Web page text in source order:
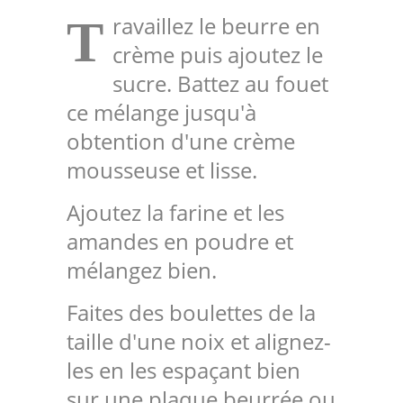
T ravaillez le beurre en
crème puis ajoutez le
sucre. Battez au fouet
ce mélange jusqu'à
obtention d'une crème
mousseuse et lisse.
Ajoutez la farine et les
amandes en poudre et
mélangez bien.
Faites des boulettes de la
taille d'une noix et alignez-
les en les espaçant bien